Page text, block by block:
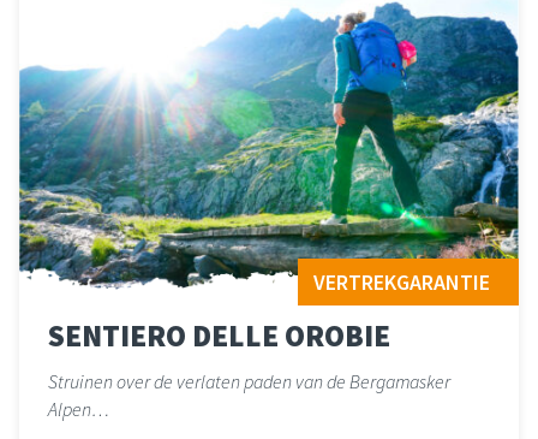
SENTIERO DELLE OROBIE
VERTREKGARANTIE
Struinen over de verlaten paden van de Bergamasker
Alpen…